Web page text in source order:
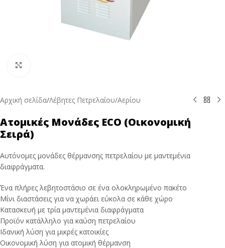
Αρχική σελίδα/Λέβητες Πετρελαίου/Αερίου
Ατομικές Μονάδες ECO (Οικονομική
Σειρά)
Αυτόνομες μονάδες θέρμανσης πετρελαίου με μαντεμένια
διαφράγματα.
Ένα πλήρες λεβητοστάσιο σε ένα ολοκληρωμένο πακέτο
Μίνι διαστάσεις για να χωράει εύκολα σε κάθε χώρο
Κατασκευή με τρία μαντεμένια διαφράγματα
Προϊόν κατάλληλο για καύση πετρελαίου
Ιδανική λύση για μικρές κατοικίες
Οικονομική λύση για ατομική θέρμανση